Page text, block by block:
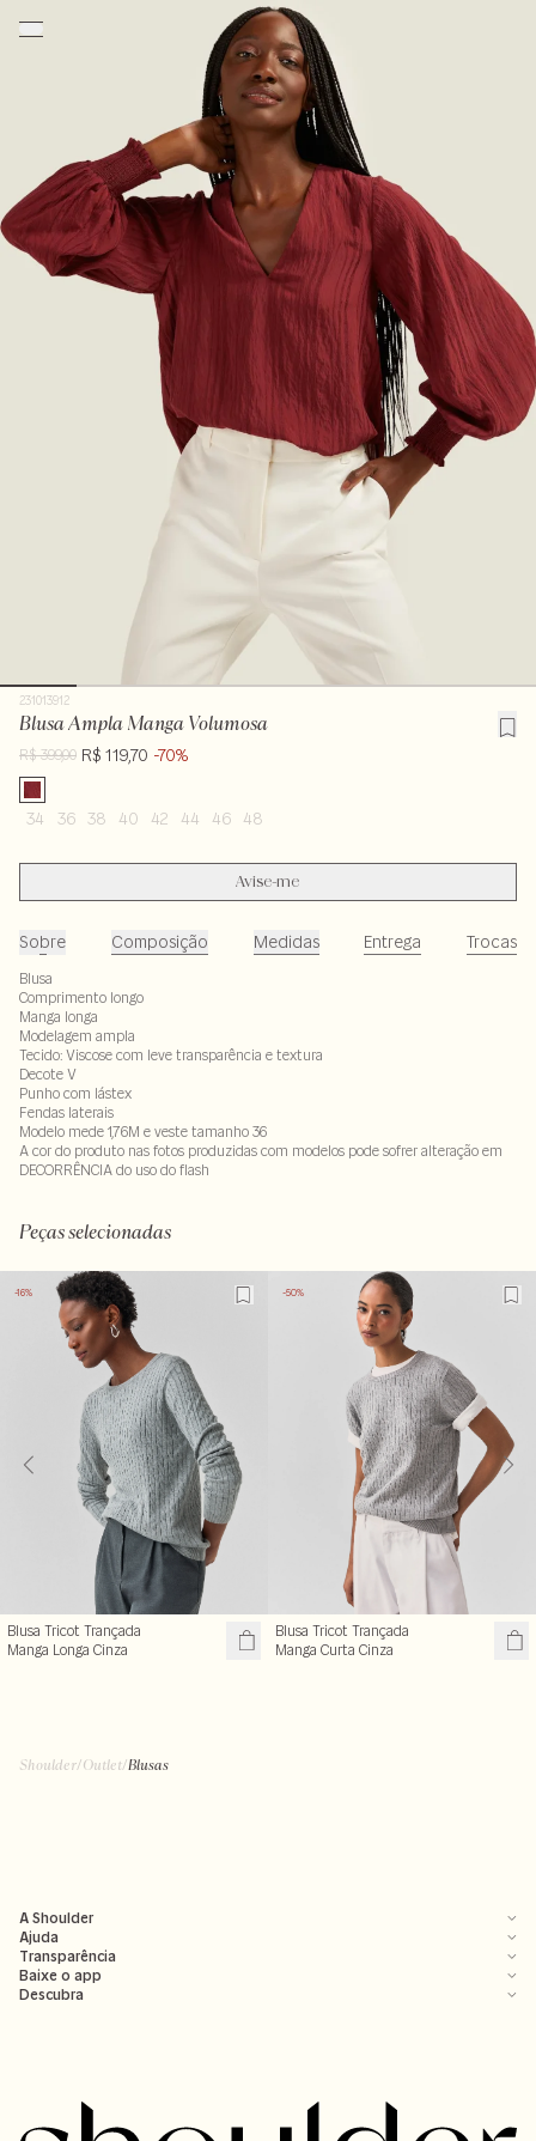
231013912
Blusa Ampla Manga Volumosa
R$ 399,00 R$ 119,70 -70%
34 36 38 40 42 44 46 48
Avise-me
Sobre Composição Medidas Entrega Trocas
Blusa
Comprimento longo
Manga longa
Modelagem ampla
Tecido: Viscose com leve transparência e textura
Decote V
Punho com lástex
Fendas laterais
Modelo mede 1,76M e veste tamanho 36
A cor do produto nas fotos produzidas com modelos pode sofrer alteração em
DECORRÊNCIA do uso do flash
Peças selecionadas
-16%
Blusa Tricot Trançada
Manga Longa Cinza
-50%
Blusa Tricot Trançada
Manga Curta Cinza
Shoulder/Outlet/Blusas
A Shoulder
Ajuda
Transparência
Baixe o app
Descubra